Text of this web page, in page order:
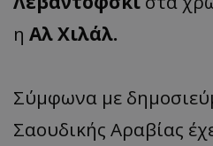
η Αλ Χιλάλ.
Σύμφωνα με
Σαουδικής Αραβίας